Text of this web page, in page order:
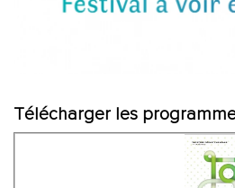
Télécharger les